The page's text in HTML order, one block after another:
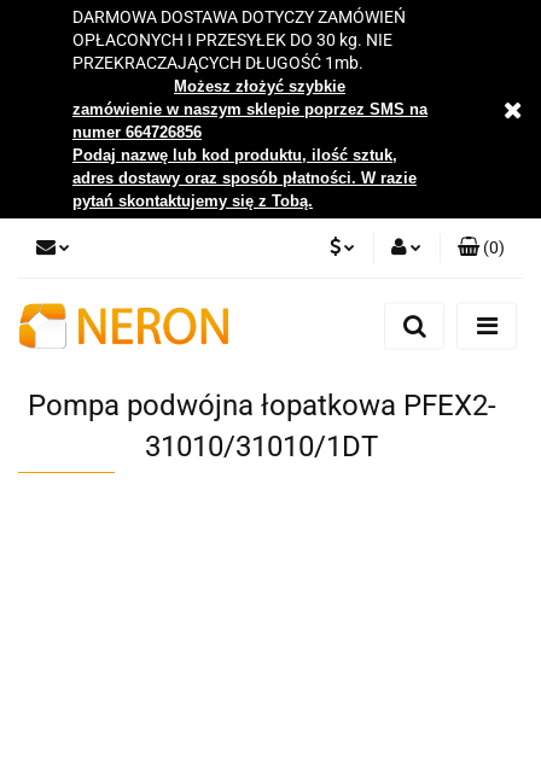
DARMOWA DOSTAWA DOTYCZY ZAMÓWIEŃ
OPŁACONYCH I PRZESYŁEK DO 30 kg. NIE
PRZEKRACZAJĄCYCH DŁUGOŚĆ 1mb.
Możesz złożyć szybkie
zamówienie w naszym sklepie poprzez SMS na
numer 664726856
Podaj nazwę lub kod produktu, ilość sztuk,
adres dostawy oraz sposób płatności. W razie
pytań skontaktujemy się z Tobą.
Zaloguj się
Zgody cookies
(0)
Pompa podwójna łopatkowa PFEX2-
31010/31010/1DT